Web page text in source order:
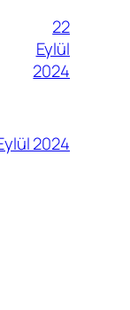
22
Eylül
2024
2024